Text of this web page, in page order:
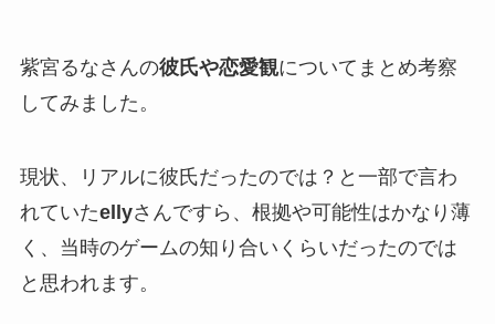
紫宮るなさんの彼氏や恋愛観についてまとめ考察
してみました。
現状、 リアルに彼氏だったのでは？ と一部で言わ
れていたellyさんですら、根拠や可能性はかなり薄
く、当時のゲームの知り合い くらいだったのでは
と思われます。